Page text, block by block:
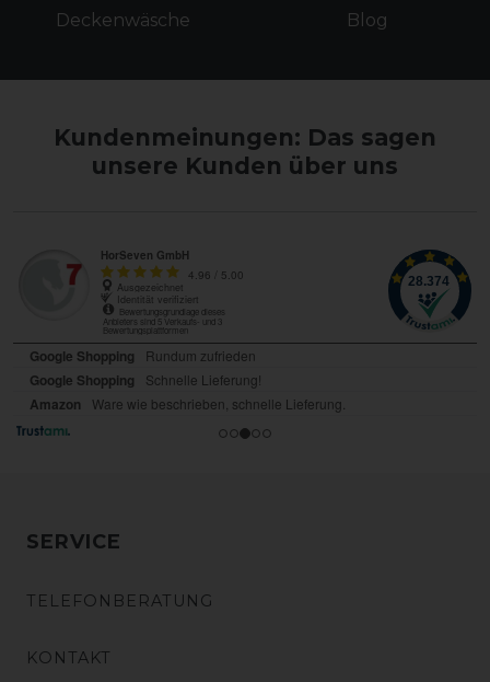
Deckenwäsche Blog
Kundenmeinungen: Das sagen
unsere Kunden über uns
SERVICE
TELEFONBERATUNG
KONTAKT